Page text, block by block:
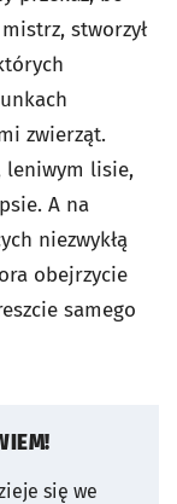
stworzył
zwierząt.
leniwym lisie,
A na
niezwykłą
obejrzycie
samego
się we